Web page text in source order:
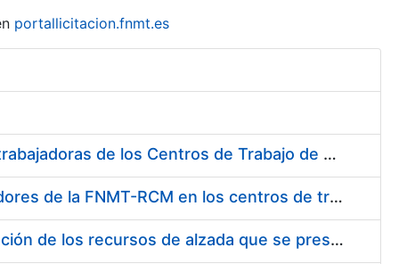
portallicitacion.fnmt.es
Suministro de Protectores Auditivos a medida para las personas trabajadoras de los Centros de Trabajo de Madrid y Burgos
Suministro de gafas graduadas antiproyecciones para los trabajadores de la FNMT-RCM en los centros de trabajo de Madrid y Burgos
Servicios de una empresa externa para el asesoramiento y resolución de los recursos de alzada que se presentan relacionados con procesos de selección para la FNMT-RCM